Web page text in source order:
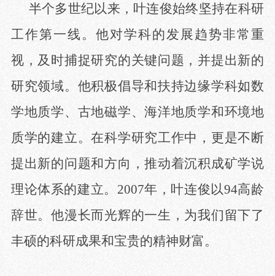
半个多世纪以来，叶连俊始终坚持在科研
工作第一线。他对学科的发展趋势非常重
视，及时捕捉研究的关键问题，并提出新的
研究领域。他积极倡导和扶持边缘学科如数
学地质学、古地磁学、海洋地质学和环境地
质学的建立。在科学研究工作中，更是不断
提出新的问题和方向，推动着沉积成矿学说
理论体系的建立。 2007年，叶连俊以94高龄
辞世。他漫长而光辉的一生，为我们留下了
丰硕的科研成果和宝贵的精神财富。